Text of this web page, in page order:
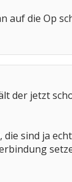
auf die Op
der jetzt
sind ja